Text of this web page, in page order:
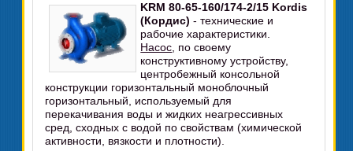
KRM 80-65-160/174-2/15 Kordis
(Кордис) - технические и
рабочие характеристики.
Насос , по своему
конструктивному устройству,
центробежный консольной
конструкции горизонтальный моноблочный
горизонтальный, используемый для
перекачивания воды и жидких неагрессивных
сред, сходных с водой по свойствам (химической
активности, вязкости и плотности).